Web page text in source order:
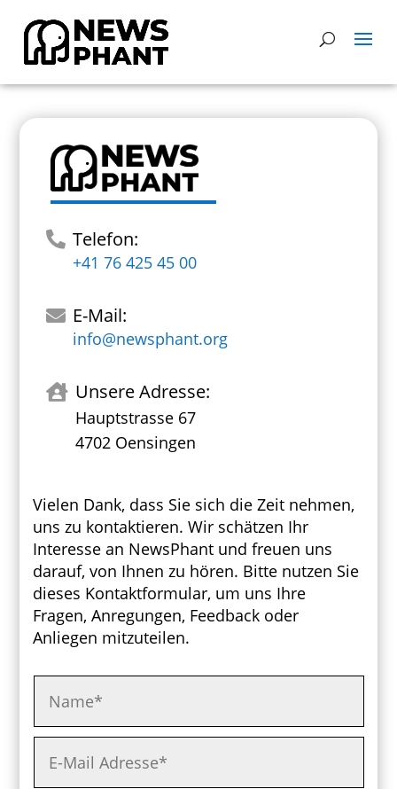
 Telefon:
+41 76 425 45 00
 E-Mail:
info@newsphant.org
 Unsere Adresse:
Hauptstrasse 67
4702 Oensingen
Vielen Dank, dass Sie sich die Zeit nehmen,
uns zu kontaktieren. Wir schätzen Ihr
Interesse an NewsPhant und freuen uns
darauf, von Ihnen zu hören. Bitte nutzen Sie
dieses Kontaktformular, um uns Ihre
Fragen, Anregungen, Feedback oder
Anliegen mitzuteilen.